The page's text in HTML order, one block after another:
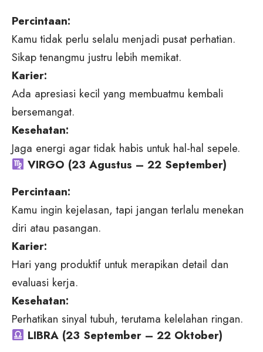
Percintaan:
Kamu tidak perlu selalu menjadi pusat perhatian.
Sikap tenangmu justru lebih memikat.
Karier:
Ada apresiasi kecil yang membuatmu kembali
bersemangat.
Kesehatan:
Jaga energi agar tidak habis untuk hal-hal sepele.
VIRGO (23 Agustus – 22 September)
Percintaan:
Kamu ingin kejelasan, tapi jangan terlalu menekan
diri atau pasangan.
Karier:
Hari yang produktif untuk merapikan detail dan
evaluasi kerja.
Kesehatan:
Perhatikan sinyal tubuh, terutama kelelahan ringan.
LIBRA (23 September – 22 Oktober)